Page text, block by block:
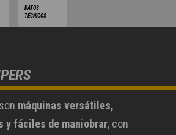
DATOS
TÉCNICOS
máquinas versátiles,
y fáciles de maniobrar, con